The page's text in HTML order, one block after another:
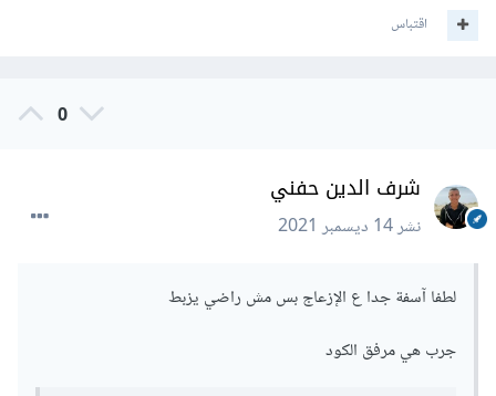
اقتباس
0
شرف الدين حفني
نشر14 ديسمبر 2021
لطفا آسفة جدا ع الإزعاج بس مش راضي يزبط
جرب هي مرفق الكود